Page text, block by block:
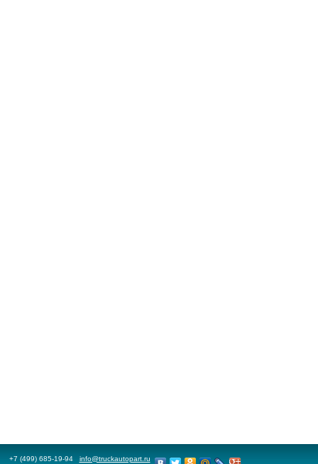
+7 (499) 685-19-94 info@truckautopart.ru